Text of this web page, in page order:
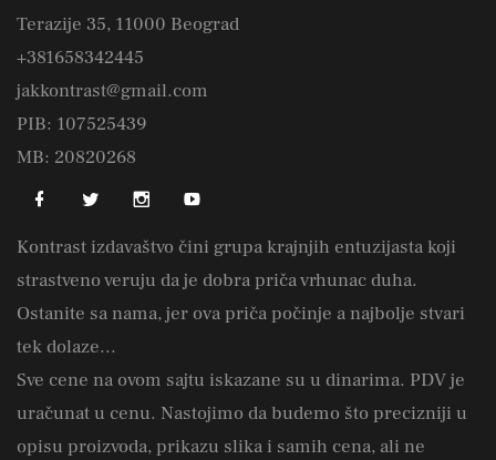
Terazije 35, 11000 Beograd
+381658342445
jakkontrast@gmail.com
PIB: 107525439
MB: 20820268
Kontrast izdavaštvo čini grupa krajnjih entuzijasta koji
strastveno veruju da je dobra priča vrhunac duha.
Ostanite sa nama, jer ova priča počinje a najbolje stvari
tek dolaze...
Sve cene na ovom sajtu iskazane su u dinarima. PDV je
uračunat u cenu. Nastojimo da budemo što precizniji u
opisu proizvoda, prikazu slika i samih cena, ali ne